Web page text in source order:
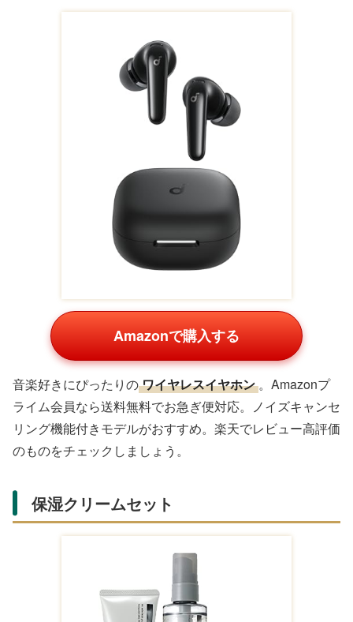
天ではポイントアップキャンペーンでさらにお買い得に。
アロマディフューザー
Amazonで購入する
リラックス空間を演出するアロマディフューザー。
Amazonでギフトオプション付きのものが多く、デザイン
豊富。楽天でも人気で、季節限定カラーあり。香りを楽し
ワイヤレスイヤホン